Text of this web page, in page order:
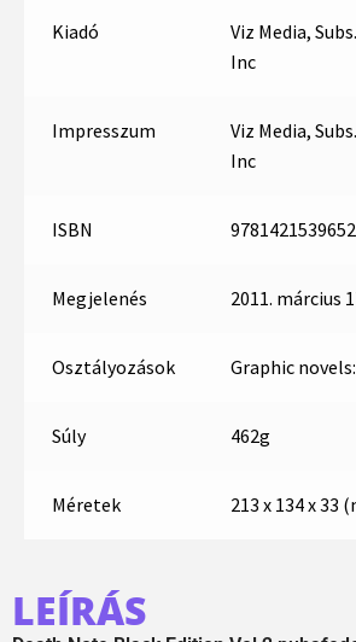
Kiadó
Viz Media,
Inc
Impresszum
Viz Media,
Inc
ISBN 9781421539652
Megjelenés 2011. március
Osztályozások Graphic
Súly 462g
Méretek 213 x 134 x 33
LEÍRÁS